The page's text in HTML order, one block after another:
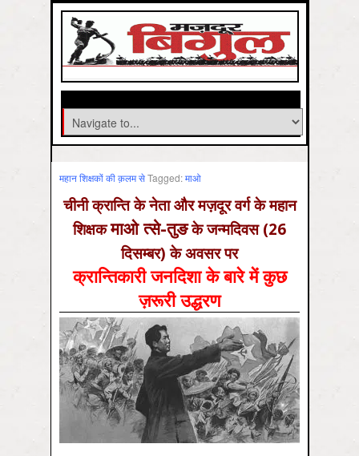
महान शिक्षकों की क़लम सेTagged:माओ
चीनी क्रान्ति के नेता और मज़दूर वर्ग के महान
शिक्षकमाओ त्से-तुङके जन्मदिवस (26
दिसम्बर) के अवसर पर
क्रान्तिकारी जनदिशा के बारे में कुछ
ज़रूरी उद्धरण